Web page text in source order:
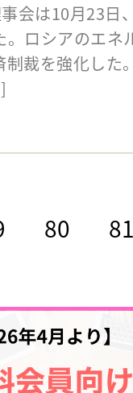
会は10月23日
ロシアのエ
裁を強化した
80